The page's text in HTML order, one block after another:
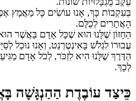
בְּעִקְבוֹת כָּךְ, אָנוּ עוֹשִׂים כָּל מַאֲמָץ
הָאֲתָרִים לְכֻלָּם.
הַחָזוֹן שֶׁלָּנוּ הוּא שֶׁכָּל אָדָם בַּאֲשֶׁר
עֲבוּרוֹ לִגְלֹשׁ בָּאִינְטֶרְנֵט, וְאָנוּ נוּכַל
הַדֶּרֶךְ שֶׁלָּנוּ הִיא לִזְכֹּר, לְכֹל אָדָם
לְכָךְ.
כֵּיצַד עוֹבֶדֶת הַהַנְגָּשָׁה